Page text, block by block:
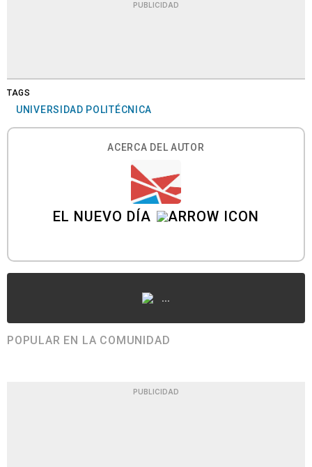
PUBLICIDAD
TAGS
UNIVERSIDAD POLITÉCNICA
ACERCA DEL AUTOR
EL NUEVO DÍA
...
POPULAR EN LA COMUNIDAD
PUBLICIDAD